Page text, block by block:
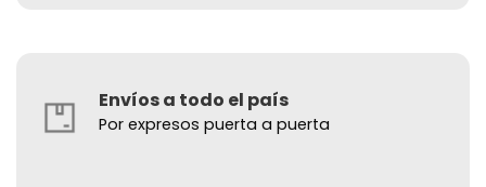
Envíos a todo el país
Por expresos puerta a puerta